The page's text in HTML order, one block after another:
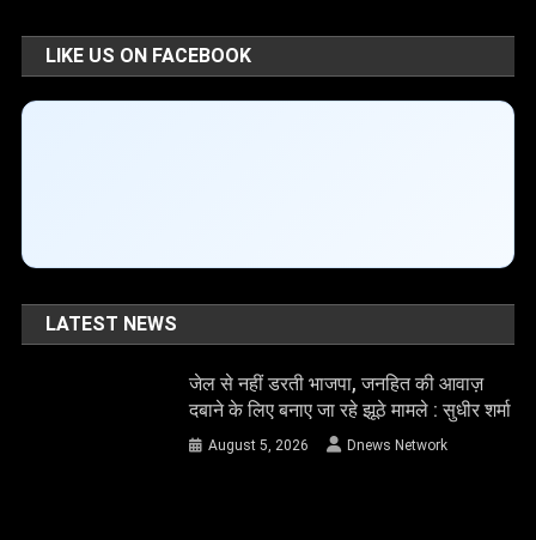
LIKE US ON FACEBOOK
LATEST NEWS
जेल से नहीं डरती भाजपा, जनहित की आवाज़
दबाने के लिए बनाए जा रहे झूठे मामले : सुधीर शर्मा
August 5, 2026 Dnews Network